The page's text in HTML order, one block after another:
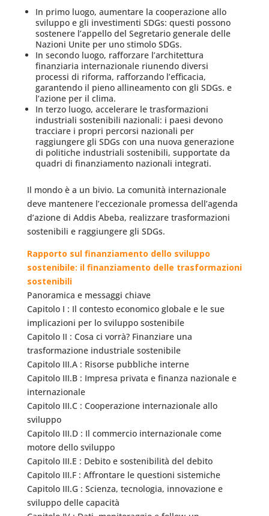
In primo luogo, aumentare la cooperazione allo
sviluppo e gli investimenti SDGs: questi possono
sostenere l’appello del Segretario generale delle
Nazioni Unite per uno stimolo SDGs.
In secondo luogo, rafforzare l’architettura
finanziaria internazionale riunendo diversi
processi di riforma, rafforzando l’efficacia,
garantendo il pieno allineamento con gli SDGs. e
l’azione per il clima.
In terzo luogo, accelerare le trasformazioni
industriali sostenibili nazionali: i paesi devono
tracciare i propri percorsi nazionali per
raggiungere gli SDGs con una nuova generazione
di politiche industriali sostenibili, supportate da
quadri di finanziamento nazionali integrati.
Il mondo è a un bivio. La comunità internazionale
deve mantenere l’eccezionale promessa dell’agenda
d’azione di Addis Abeba, realizzare trasformazioni
sostenibili e raggiungere gli SDGs.
Rapporto sul finanziamento dello sviluppo
sostenibile: il finanziamento delle trasformazioni
sostenibili
Panoramica e messaggi chiave
Capitolo I : Il contesto economico globale e le sue
implicazioni per lo sviluppo sostenibile
Capitolo II : Cosa ci vorrà? Finanziare una
trasformazione industriale sostenibile
Capitolo III.A : Risorse pubbliche interne
Capitolo III.B : Impresa privata e finanza nazionale e
internazionale
Capitolo III.C : Cooperazione internazionale allo
sviluppo
Capitolo III.D : Il commercio internazionale come
motore dello sviluppo
Capitolo III.E : Debito e sostenibilità del debito
Capitolo III.F : Affrontare le questioni sistemiche
Capitolo III.G : Scienza, tecnologia, innovazione e
sviluppo delle capacità